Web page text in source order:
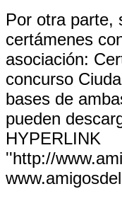
Por otra parte,
certámenes
asociación:
concurso
bases de
pueden
HYPERLINK
''http://